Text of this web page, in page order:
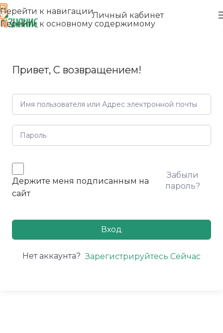
Перейти к навигации
Перейти к основному содержимому
Личный кабинет
Привет, С возвращением!
Держите меня подписанным на
сайт
Забыли
пароль?
Вход
Нет аккаунта? Зарегистрируйтесь Сейчас